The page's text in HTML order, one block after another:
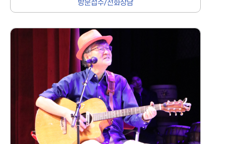
방문접수/전화상담